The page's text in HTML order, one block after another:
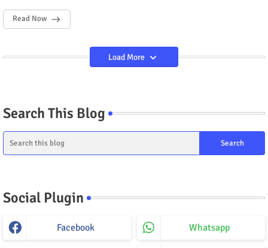
Read Now
Load More
Search This Blog
Social Plugin
Facebook Whatsapp